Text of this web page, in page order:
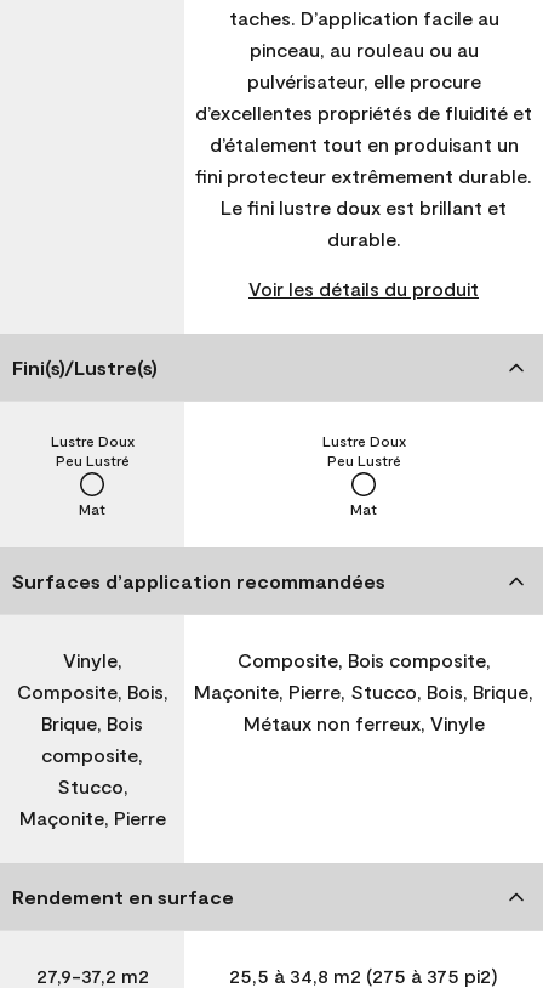
taches. D’application facile au
pinceau, au rouleau ou au
pulvérisateur, elle procure
d’excellentes propriétés de fluidité et
d’étalement tout en produisant un
fini protecteur extrêmement durable.
Le fini lustre doux est brillant et
durable.
Voir les détails du produit
Fini(s)/Lustre(s)
Mat
Peu Lustré
Lustre Doux
Mat
Peu Lustré
Lustre Doux
Surfaces d’application recommandées
Vinyle,
Composite, Bois,
Brique, Bois
composite,
Stucco,
Maçonite, Pierre
Composite, Bois composite,
Maçonite, Pierre, Stucco, Bois, Brique,
Métaux non ferreux, Vinyle
Rendement en surface
27,9-37,2 m2
25,5 à 34,8 m2 (275 à 375 pi2)